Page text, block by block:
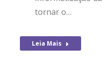
tornar o…
Leia Mais